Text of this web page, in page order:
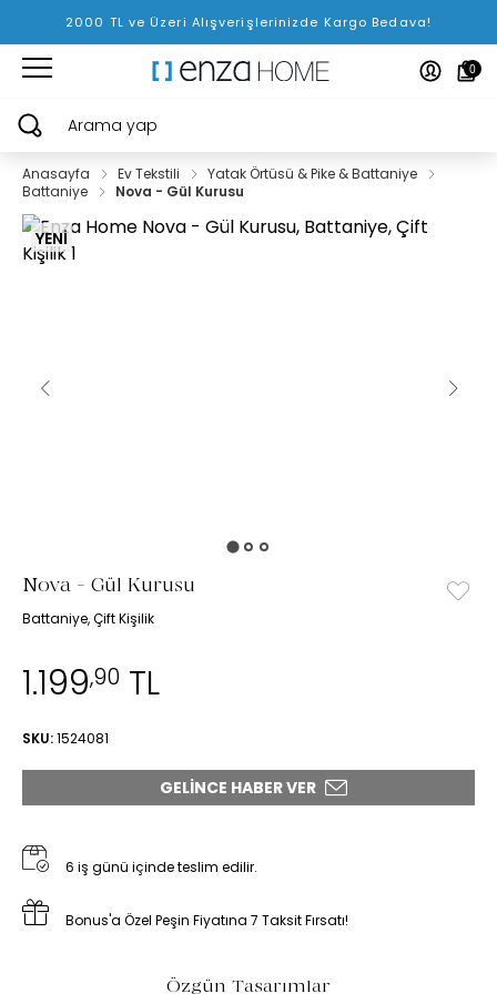
2000 TL ve Üzeri Alışverişlerinizde Kargo Bedava!
0
Arama yap
Anasayfa Ev Tekstili
Yatak Örtüsü & Pike & Battaniye
Battaniye
Nova - Gül Kurusu
YENİ
Nova - Gül Kurusu
Battaniye, Çift Kişilik
1.199,90 TL
SKU:1524081
GELINCE HABER VER
6 iş günü içinde teslim edilir.
Bonus'a Özel Peşin Fiyatına 7 Taksit Fırsatı!
Özgün Tasarımlar